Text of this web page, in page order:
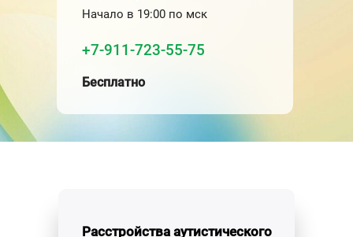
Начало в 19:00 по мск
+7-911-723-55-75
Бесплатно
Расстройства аутистического